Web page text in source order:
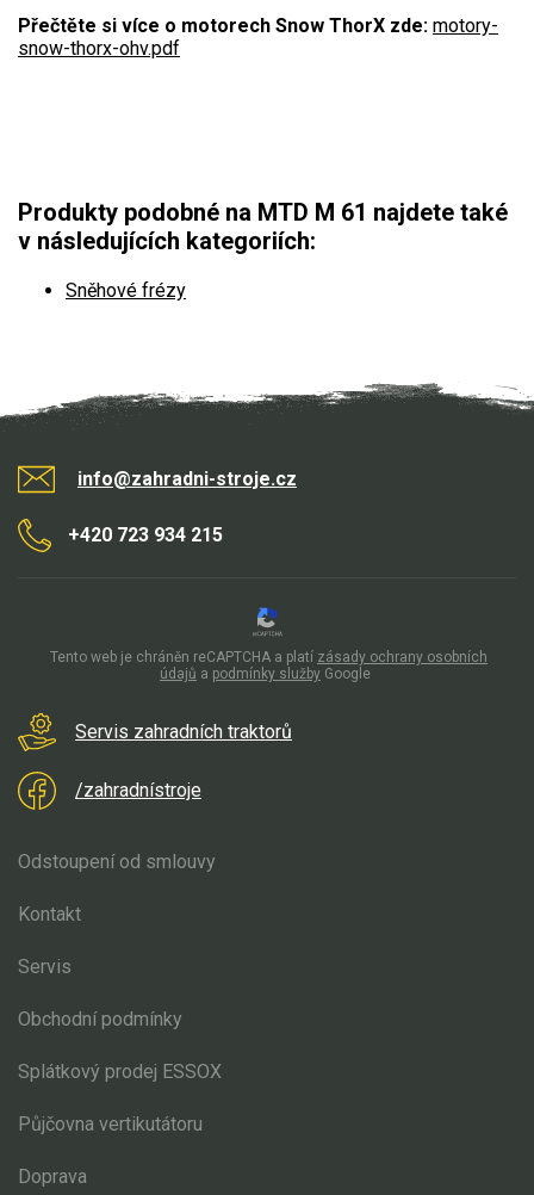
Nůžky na živý plot
Vysavače a foukače
Štěpkovače a drtiče
Elektrické skútry
Elektrické čtyřkolky
Náhradní díly
Náhradní díly pro motorové pily
Řetězové pily
Náhradní díly pro křovinořezy
Přečtěte si více o motorech Snow ThorX zde: motory-
snow-thorx-ohv.pdf
Produkty podobné na MTD M 61 najdete také
v následujících kategoriích:
Sněhové frézy
info@zahradni-stroje.cz
+420 723 934 215
Servis zahradních traktorů
/zahradnístroje
Odstoupení od smlouvy
Kontakt
Servis
Obchodní podmínky
Splátkový prodej ESSOX
Půjčovna vertikutátoru
Doprava
Tento web je chráněn reCAPTCHA a platí zásady ochrany osobních
údajů a podmínky služby Google